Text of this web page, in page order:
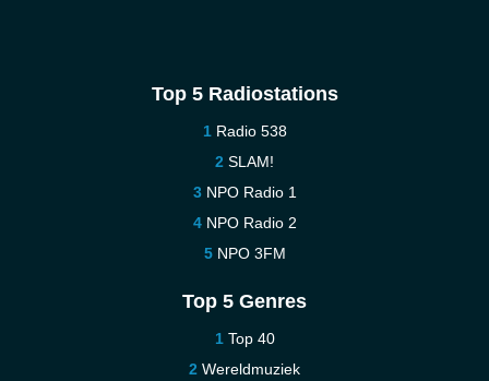
Top 5 Radiostations
Radio 538
SLAM!
NPO Radio 1
NPO Radio 2
NPO 3FM
Top 5 Genres
Top 40
Wereldmuziek